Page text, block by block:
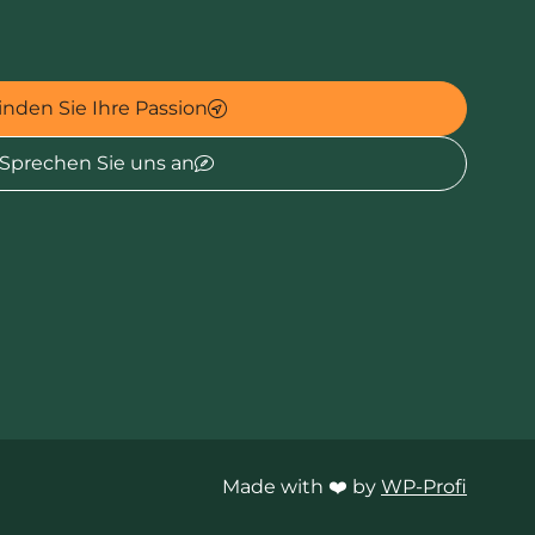
Sie Ihre Passion
Sie uns an
Made with ❤️ by WP-Profi